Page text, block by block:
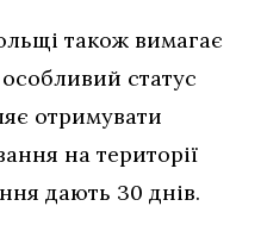
також вимагає
статус
отримувати
на території
дають 30 днів.